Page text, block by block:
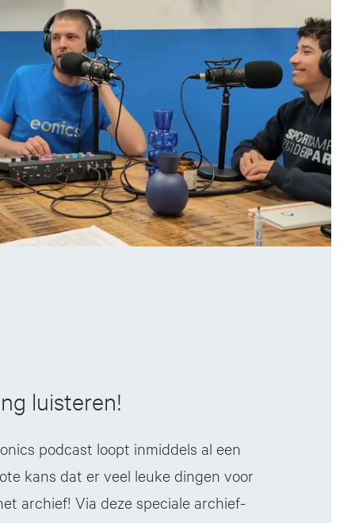
luisteren!
podcast loopt inmiddels al een
kans dat er veel leuke dingen voor
archief! Via deze speciale archief-